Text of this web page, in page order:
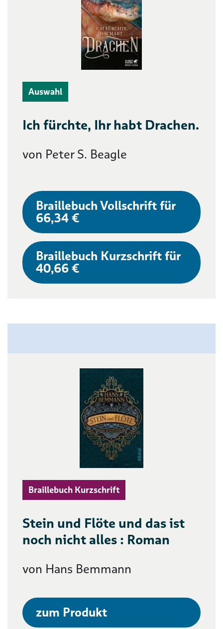
Auswahl
Ich fürchte, Ihr habt Drachen.
von Peter S. Beagle
Braillebuch Vollschrift für
66,34 €
Braillebuch Kurzschrift für
40,66 €
Braillebuch Kurzschrift
Stein und Flöte und das ist
noch nicht alles : Roman
von Hans Bemmann
zum Produkt